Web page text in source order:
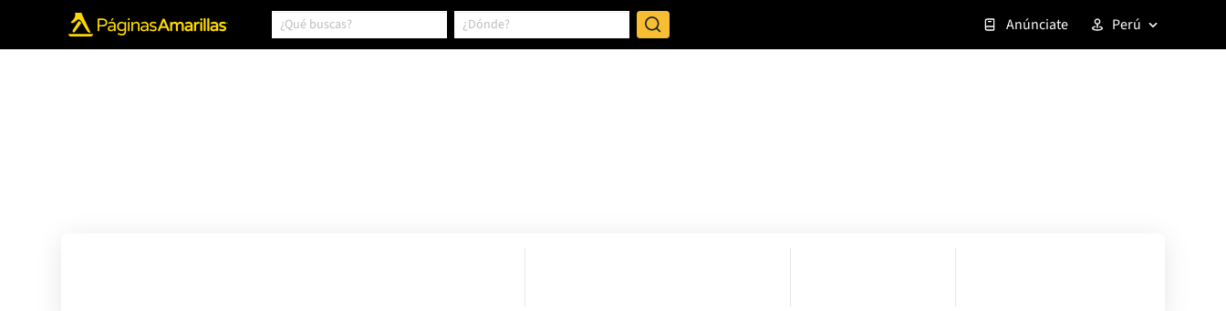
Anúnciate Perú